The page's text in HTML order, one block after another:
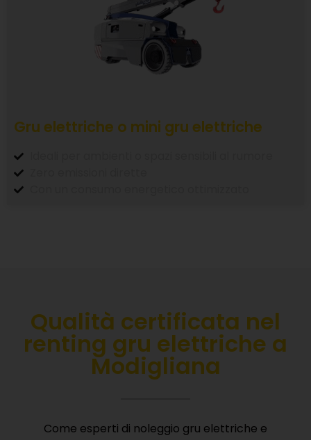
Gru elettriche o mini gru elettriche
Qualità certificata nel
renting gru elettriche a
Modigliana
Come esperti di noleggio gru elettriche e